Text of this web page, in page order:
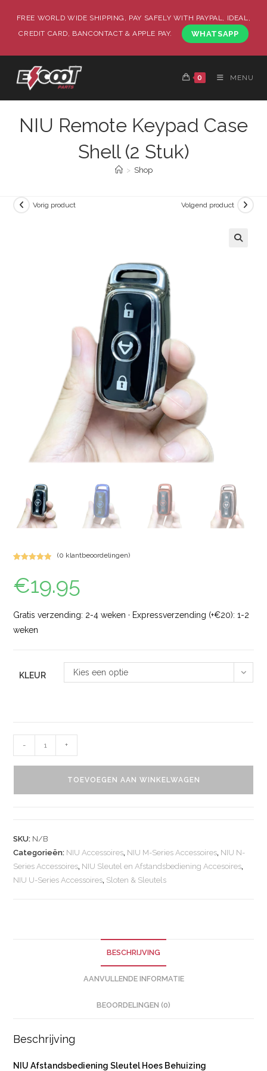
FREE WORLD WIDE SHIPPING, PAY SAFELY WITH PAYPAL, IDEAL,
CREDIT CARD, BANCONTACT & APPLE PAY.
WHATSAPP
0 MENU
NIU Remote Keypad Case
Shell (2 Stuk)
> Shop
Vorig product Volgend product
5.00op 5
gebaseerd
waardering
(0 klantbeoordelingen)
€19.95
Gratis verzending: 2-4 weken · Expressverzending (+€20): 1-2
weken
KLEUR Kies een optie
- +
TOEVOEGEN AAN WINKELWAGEN
SKU: N/B
Categorieën: NIU Accessoires, NIU M-Series Accessoires, NIU N-
Series Accessoires, NIU Sleutel en Afstandsbediening Accesoires,
NIU U-Series Accessoires, Sloten & Sleutels
BESCHRIJVING
AANVULLENDE INFORMATIE
BEOORDELINGEN (0)
Beschrijving
NIU Afstandsbediening Sleutel Hoes Behuizing